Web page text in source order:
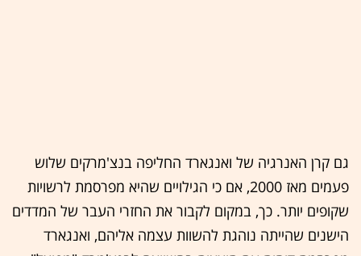
גם קרן האנרגיה של ואנגארד החליפה בנצ'מרקים שלוש
פעמים מאז 2000, אם כי הגילויים שהיא מפרסמת לרשויות
שקופים יותר. כך, במקום לקבור את החזרי העבר של המדדים
הישנים שהייתה נוהגת להשוות עצמה אליהם, ואנגארד